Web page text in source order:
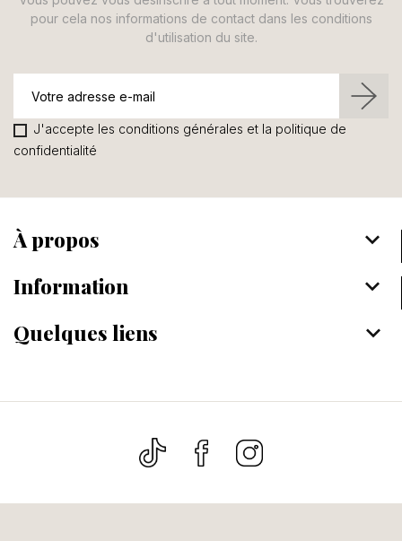
pour cela nos informations de contact dans les conditions
d'utilisation du site.
J'accepte les conditions générales et la politique de
confidentialité
À propos keyboard_arrow_down
Information keyboard_arrow_down
Quelques liens keyboard_arrow_down